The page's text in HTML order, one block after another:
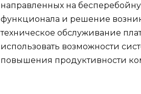
направленных на
функционала и решение
техническое обслуживание
использовать возможности
повышения продуктивности